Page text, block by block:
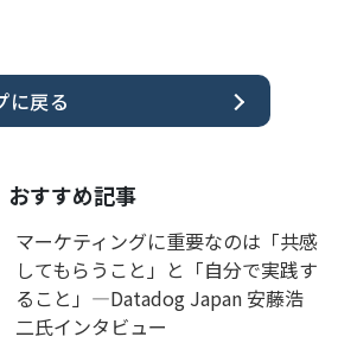
に戻る
おすすめ記事
マーケティングに重要なのは「共感
してもらうこと」と「自分で実践す
ること」―Datadog Japan 安藤浩
二氏インタビュー